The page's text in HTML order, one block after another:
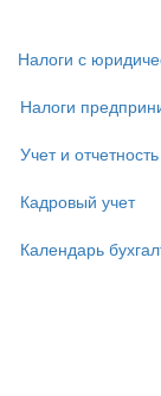
подвале)
Налоги с
Налоги
Учет и отчетность
Кадровый учет
Календарь